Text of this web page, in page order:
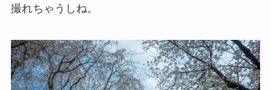
撮れちゃうしね。